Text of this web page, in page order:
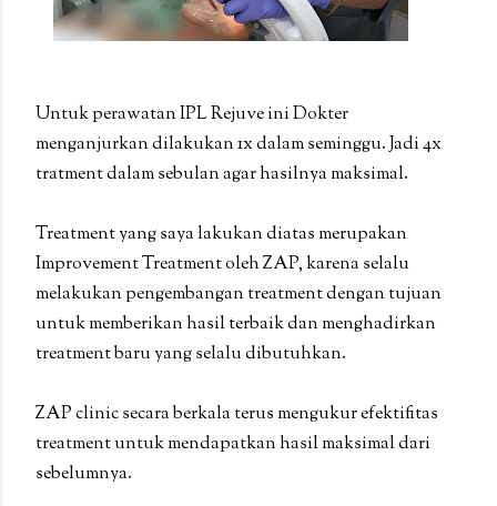
Untuk perawatan IPL Rejuve ini Dokter
menganjurkan dilakukan 1x dalam seminggu. Jadi 4x
tratment dalam sebulan agar hasilnya maksimal.
Treatment yang saya lakukan diatas merupakan
Improvement Treatment oleh ZAP, karena selalu
melakukan pengembangan treatment dengan tujuan
untuk memberikan hasil terbaik dan menghadirkan
treatment baru yang selalu dibutuhkan.
ZAP clinic secara berkala terus mengukur efektifitas
treatment untuk mendapatkan hasil maksimal dari
sebelumnya.